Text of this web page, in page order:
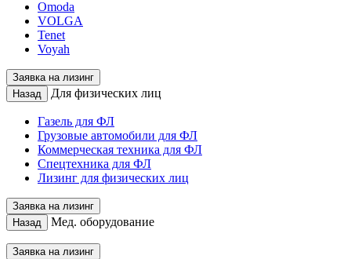
Omoda
VOLGA
Tenet
Voyah
Заявка на лизинг
Назад
Для физических лиц
Газель для ФЛ
Грузовые автомобили для ФЛ
Коммерческая техника для ФЛ
Спецтехника для ФЛ
Лизинг для физических лиц
Заявка на лизинг
Назад
Мед. оборудование
Заявка на лизинг